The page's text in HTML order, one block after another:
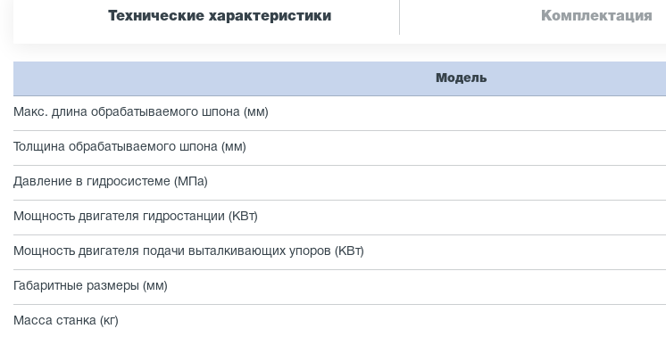
Технические характеристики Комплектация
Модель
Макс. длина обрабатываемого шпона (мм)
Толщина обрабатываемого шпона (мм)
Давление в гидросистеме (МПа)
Мощность двигателя гидростанции (КВт)
Мощность двигателя подачи выталкивающих упоров (КВт)
Габаритные размеры (мм)
Масса станка (кг)